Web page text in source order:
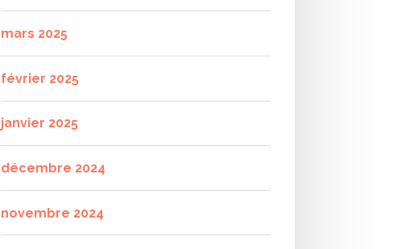
mars 2025
février 2025
janvier 2025
décembre 2024
novembre 2024